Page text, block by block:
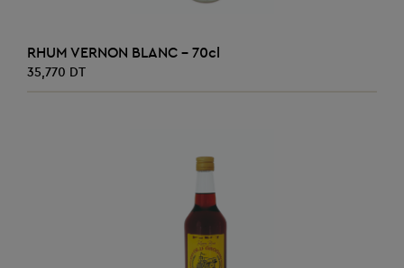
AJOUTER AU PANIER
RHUM VERNON BLANC - 70cl
35,770 DT